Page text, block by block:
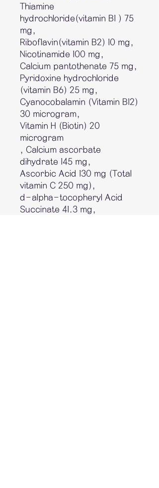
Thiamine
hydrochloride(vitamin B1 ) 75
mg,
Riboflavin(vitamin B2) 10 mg,
Nicotinamide 100 mg,
Calcium pantothenate 75 mg,
Pyridoxine hydrochloride
(vitamin B6) 25 mg,
Cyanocobalamin (Vitamin B12)
30 microgram,
Vitamin H (Biotin) 20
microgram
, Calcium ascorbate
dihydrate 145 mg,
Ascorbic Acid 130 mg (Total
vitamin C 250 mg),
d-alpha-tocopheryl Acid
Succinate 41.3 mg,